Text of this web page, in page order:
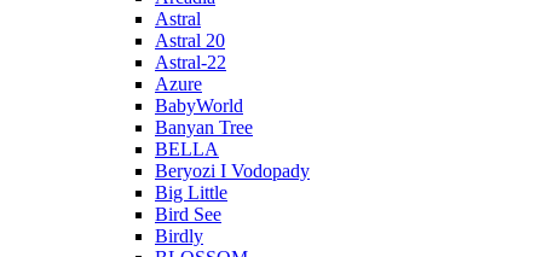
Astral
Astral 20
Astral-22
Azure
BabyWorld
Banyan Tree
BELLA
Beryozi I Vodopady
Big Little
Bird See
Birdly